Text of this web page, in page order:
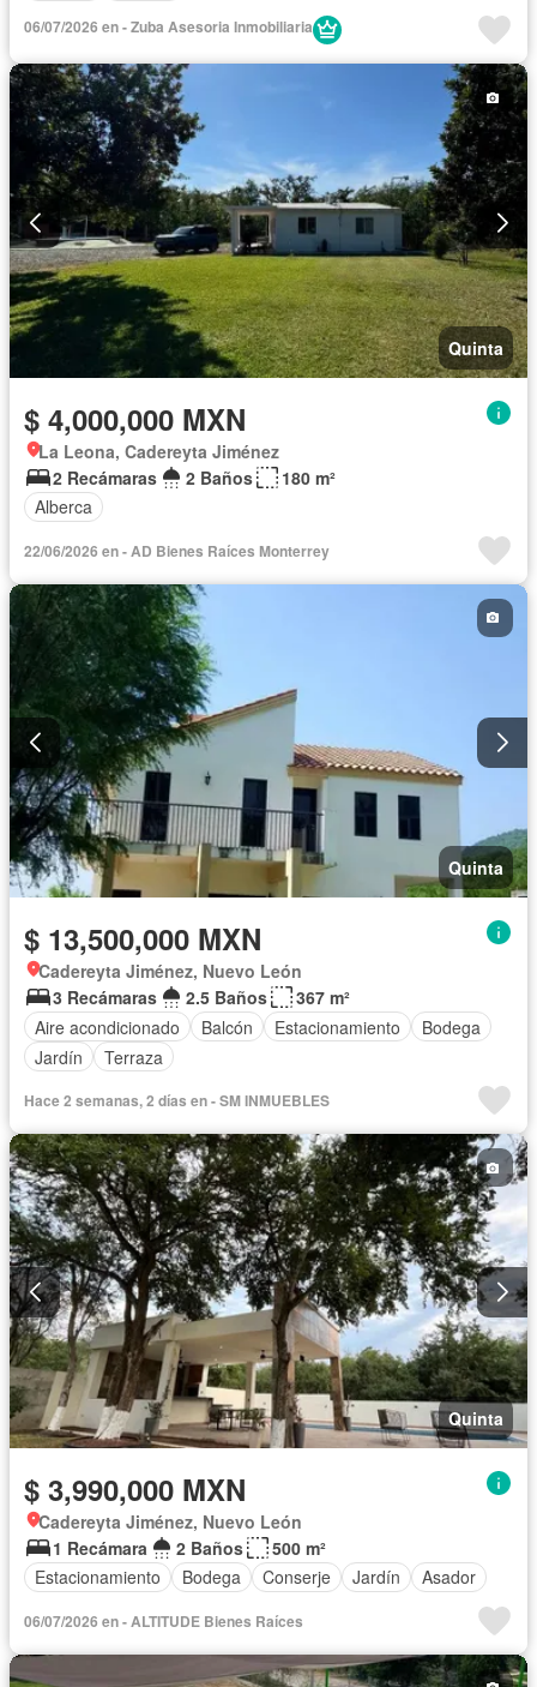
06/07/2026 en - Zuba Asesoria Inmobiliaria
Quinta
$ 4,000,000 MXN
La Leona, Cadereyta Jiménez
2 Recámaras
2 Baños
180 m²
Alberca
22/06/2026 en - AD Bienes Raíces Monterrey
Quinta
$ 13,500,000 MXN
Cadereyta Jiménez, Nuevo León
3 Recámaras
2.5 Baños
367 m²
Aire acondicionado
Balcón Estacionamiento
Bodega
Jardín
Terraza
Hace 2 semanas, 2 días en - SM INMUEBLES
Quinta
$ 3,990,000 MXN
Cadereyta Jiménez, Nuevo León
1 Recámara
2 Baños
500 m²
Estacionamiento
Bodega Conserje Jardín Asador
06/07/2026 en - ALTITUDE Bienes Raíces